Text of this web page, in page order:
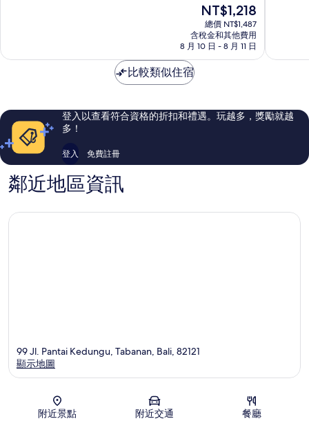
常
評
論
現
在
價
格
為
NT$1,218
總價 NT$1,487
含稅金和其他費用
8 月 10 日 - 8 月 11 日
圖
極
評
論
比較類似住宿
登入以查看符合資格的折扣和禮遇。玩越多，獎勵就越
多！
登入 免費註冊
鄰近地區資訊
地圖
99 Jl. Pantai Kedungu, Tabanan, Bali, 82121
顯示地圖
附近景點 附近交通 餐廳